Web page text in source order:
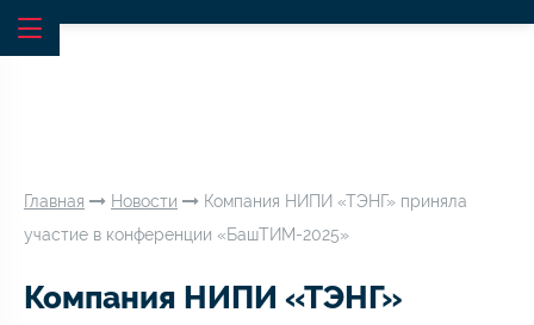
Главная Новости
Компания НИПИ «ТЭНГ» приняла
участие в конференции «БашТИМ-2025»
Компания НИПИ «ТЭНГ»